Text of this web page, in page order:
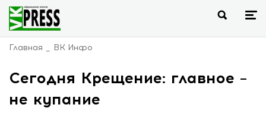
Главная ВК Инфо
Сегодня Крещение: главное –
не купание